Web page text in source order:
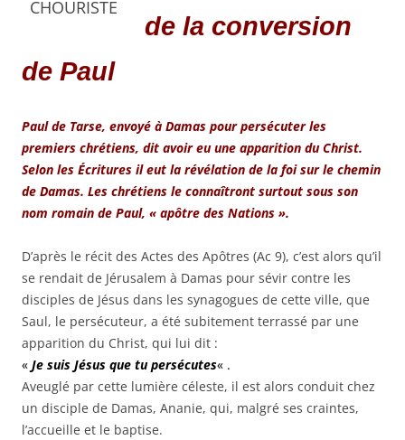
de la conversion
de Paul
Paul de Tarse, envoyé à Damas pour persécuter les
premiers chrétiens, dit avoir eu une apparition du Christ.
Selon les Écritures il eut la révélation de la foi sur le chemin
de Damas. Les chrétiens le connaîtront surtout sous son
nom romain de Paul, « apôtre des Nations ».
D’après le récit des Actes des Apôtres (Ac 9), c’est alors qu’il
se rendait de Jérusalem à Damas pour sévir contre les
disciples de Jésus dans les synagogues de cette ville, que
Saul, le persécuteur, a été subitement terrassé par une
apparition du Christ, qui lui dit :
« Je suis Jésus que tu persécutes« .
Aveuglé par cette lumière céleste, il est alors conduit chez
un disciple de Damas, Ananie, qui, malgré ses craintes,
l’accueille et le baptise.